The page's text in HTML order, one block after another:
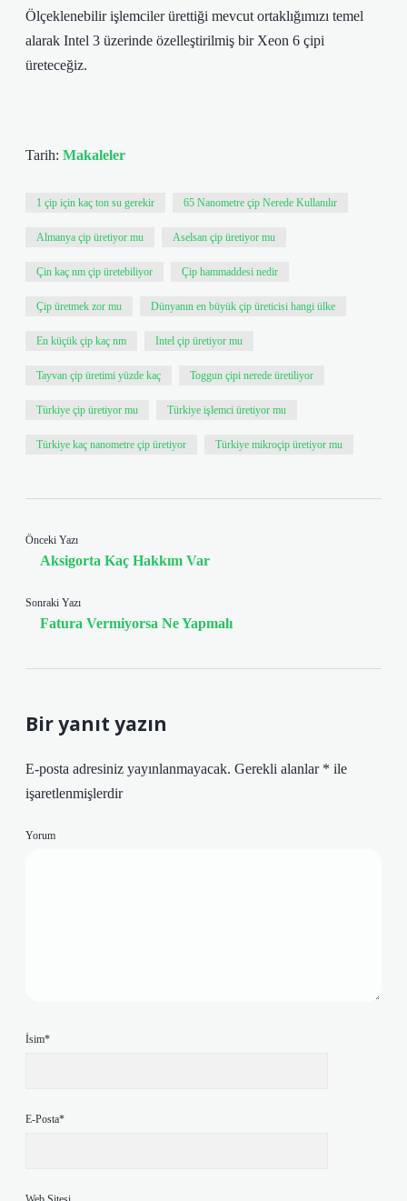
Ölçeklenebilir işlemciler ürettiği mevcut ortaklığımızı temel
alarak Intel 3 üzerinde özelleştirilmiş bir Xeon 6 çipi
üreteceğiz.
Tarih: Makaleler
1 çip için kaç ton su gerekir 65 Nanometre çip Nerede Kullanılır
Almanya çip üretiyor mu Aselsan çip üretiyor mu
Çin kaç nm çip üretebiliyor Çip hammaddesi nedir
Çip üretmek zor mu Dünyanın en büyük çip üreticisi hangi ülke
En küçük çip kaç nm Intel çip üretiyor mu
Tayvan çip üretimi yüzde kaç Toggun çipi nerede üretiliyor
Türkiye çip üretiyor mu Türkiye işlemci üretiyor mu
Türkiye kaç nanometre çip üretiyor Türkiye mikroçip üretiyor mu
Önceki Yazı
Aksigorta Kaç Hakkım Var
Sonraki Yazı
Fatura Vermiyorsa Ne Yapmalı
Bir yanıt yazın
E-posta adresiniz yayınlanmayacak. Gerekli alanlar * ile
işaretlenmişlerdir
Yorum
İsim*
E-Posta*